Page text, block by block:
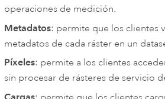
operaciones de medición.
Metadatos: permite que los clientes
metadatos de cada ráster en un
Píxeles: permite a los clientes
sin procesar de rásteres de servicio
Cargas